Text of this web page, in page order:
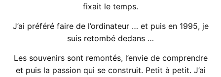
fixait le temps.
J’ai préféré faire de l’ordinateur … et puis en 1995, je
suis retombé dedans …
Les souvenirs sont remontés, l’envie de comprendre
et puis la passion qui se construit. Petit à petit. J’ai